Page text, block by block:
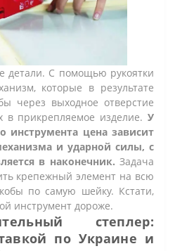
детали. С помощью рукоятки
которые в результате
через выходное отверстие
в прикрепляемое изделие. У
инструмента цена зависит
и ударной силы, с
в наконечник. Задача
крепежный элемент на всю
по самую шейку. Кстати,
инструмент дороже.
степлер:
по Украине и